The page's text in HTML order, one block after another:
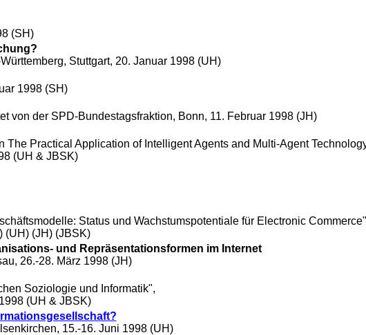
(SH)
, Stuttgart, 20. Januar 1998 (UH)
1998 (SH)
von der SPD-Bundestagsfraktion, Bonn, 11. Februar 1998 (JH)
Practical Application of Intelligent Agents and Multi-Agent
(UH & JBSK)
Status und Wachstumspotentiale für Electronic
(UH) (JH) (JBSK)
und Repräsentationsformen im Internet
26.-28. März 1998 (JH)
Soziologie und Informatik",
(UH & JBSK)
15.-16. Juni 1998 (UH)